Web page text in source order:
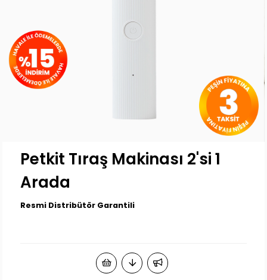
Petkit Tıraş Makinası 2'si 1
Arada
Resmi Distribütör Garantili